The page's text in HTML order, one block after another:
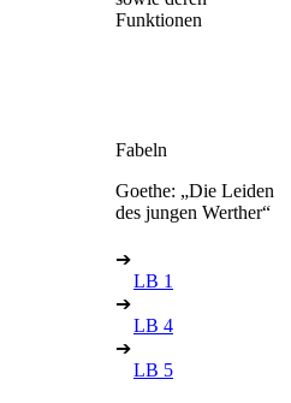
Funktionen
Fabeln
Goethe: „Die Leiden
des jungen Werther“
➔
LB 1
➔
LB 4
➔
LB 5